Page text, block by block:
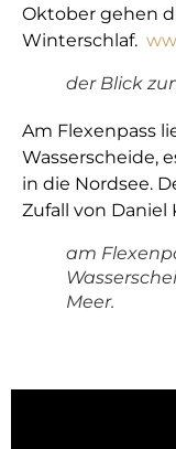
Oktober gehen
Winterschlaf.
der Blick
Am Flexenpass
Wasserscheide,
in die Nordsee.
Zufall von Daniel
am
Meer.